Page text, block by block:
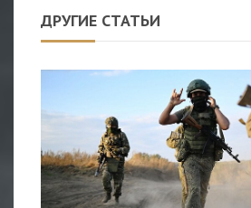
ДРУГИЕ СТАТЬИ